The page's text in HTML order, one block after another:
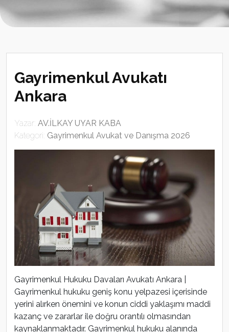
Gayrimenkul Avukatı
Ankara
Yazar: AV.İLKAY UYAR KABA
Kategori: Gayrimenkul Avukat ve Danışma 2026
Gayrimenkul Hukuku Davaları Avukatı Ankara |
Gayrimenkul hukuku geniş konu yelpazesi içerisinde
yerini alırken önemini ve konun ciddi yaklaşımı maddi
kazanç ve zararlar ile doğru orantılı olmasından
kaynaklanmaktadır. Gayrimenkul hukuku alanında